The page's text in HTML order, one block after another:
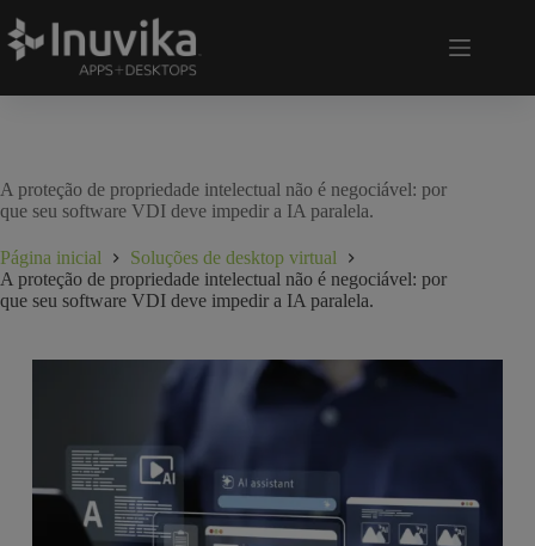
A proteção de propriedade intelectual não é negociável: por
que seu software VDI deve impedir a IA paralela.
Página inicial
Soluções de desktop virtual
A proteção de propriedade intelectual não é negociável: por
que seu software VDI deve impedir a IA paralela.